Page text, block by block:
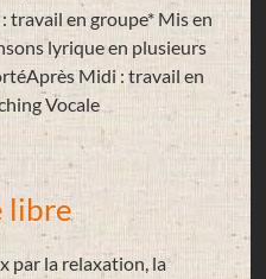
travail en groupe* Mis en
lyrique en plusieurs
Midi : travail en
Vocale
libre
par la relaxation, la